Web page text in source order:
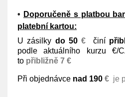
• Doporučeně s platbou
platební kartou:
U zásilky do 50€ činí
podle aktuálního kurzu €/
to přibližně 7 €
Při objednávce nad 190 € je